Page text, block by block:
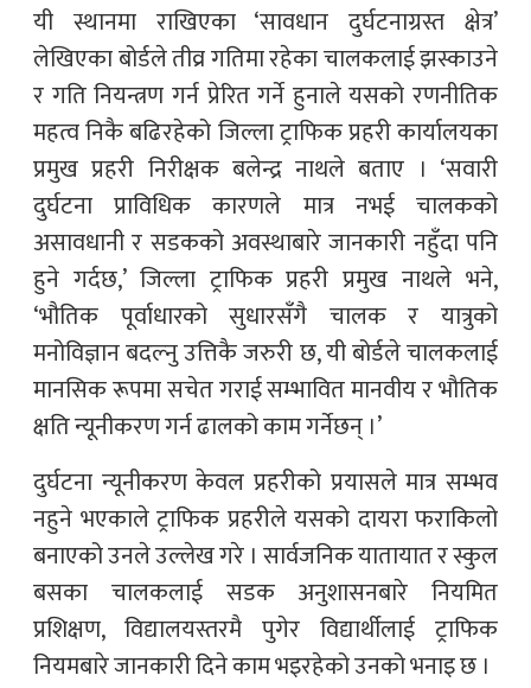
यी स्थानमा राखिएका ‘सावधान दुर्घटनाग्रस्त क्षेत्र’
लेखिएका बोर्डले तीव्र गतिमा रहेका चालकलाई झस्काउने
र गति नियन्त्रण गर्न प्रेरित गर्ने हुनाले यसको रणनीतिक
महत्व निकै बढिरहेको जिल्ला ट्राफिक प्रहरी कार्यालयका
प्रमुख प्रहरी निरीक्षक बलेन्द्र नाथले बताए । ‘सवारी
दुर्घटना प्राविधिक कारणले मात्र नभई चालकको
असावधानी र सडकको अवस्थाबारे जानकारी नहुँदा पनि
हुने गर्दछ,’ जिल्ला ट्राफिक प्रहरी प्रमुख नाथले भने,
‘भौतिक पूर्वाधारको सुधारसँगै चालक र यात्रुको
मनोविज्ञान बदल्नु उत्तिकै जरुरी छ, यी बोर्डले चालकलाई
मानसिक रूपमा सचेत गराई सम्भावित मानवीय र भौतिक
क्षति न्यूनीकरण गर्न ढालको काम गर्नेछन् ।’
दुर्घटना न्यूनीकरण केवल प्रहरीको प्रयासले मात्र सम्भव
नहुने भएकाले ट्राफिक प्रहरीले यसको दायरा फराकिलो
बनाएको उनले उल्लेख गरे । सार्वजनिक यातायात र स्कुल
बसका चालकलाई सडक अनुशासनबारे नियमित
प्रशिक्षण, विद्यालयस्तरमै पुगेर विद्यार्थीलाई ट्राफिक
नियमबारे जानकारी दिने काम भइरहेको उनको भनाइ छ ।